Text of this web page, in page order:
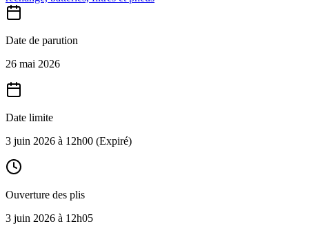
Date de parution
26 mai 2026
Date limite
3 juin 2026 à 12h00 (Expiré)
Ouverture des plis
3 juin 2026 à 12h05